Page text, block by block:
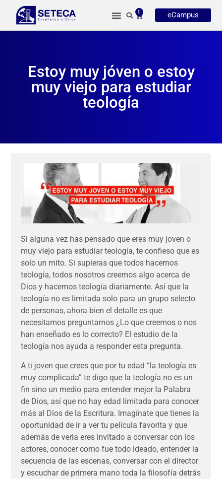
0 eCampus
Estoy muy jóven o estoy
muy viejo para estudiar
teología
Si alguna vez has pensado que eres muy joven o
muy viejo para estudiar teología, te confieso que es
solo un mito. Si supieras que todos hacemos
teología, todos nosotros creemos algo acerca de
Dios y hacemos teología diariamente. Así que la
teología no es limitada solo para un grupo selecto
de personas, ahora bien el detalle es que
necesitamos preguntarnos ¿Lo que creemos o nos
han enseñado es lo correcto? El estudio de la
teología nos ayuda a responder esta pregunta.
A ti joven que crees que por tu edad “la teología es
muy complicada” te digo que la teología no es un
fin sino un medio para entender mejor la Palabra
de Dios, así que no hay edad limitada para conocer
más al Dios de la Escritura. Imagínate que tienes la
oportunidad de ir a ver tu película favorita y que
además de verla eres invitado a conversar con los
actores, conocer como fue todo ideado, entender la
secuencia de las escenas, conversar con el director
y escuchar de primera mano toda la filosofía detrás